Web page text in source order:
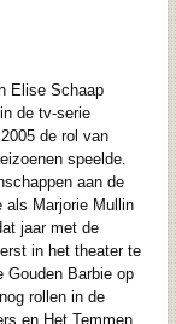
Elise Schaap
de tv-serie
de rol van
speelde.
aan de
als Marjorie Mullin
jaar met de
in het theater te
Gouden Barbie op
rollen in de
en Het Temmen